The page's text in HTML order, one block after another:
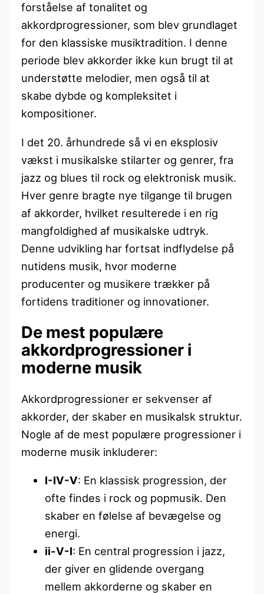
forståelse af tonalitet og
akkordprogressioner, som blev grundlaget
for den klassiske musiktradition. I denne
periode blev akkorder ikke kun brugt til at
understøtte melodier, men også til at
skabe dybde og kompleksitet i
kompositioner.
I det 20. århundrede så vi en eksplosiv
vækst i musikalske stilarter og genrer, fra
jazz og blues til rock og elektronisk musik.
Hver genre bragte nye tilgange til brugen
af akkorder, hvilket resulterede i en rig
mangfoldighed af musikalske udtryk.
Denne udvikling har fortsat indflydelse på
nutidens musik, hvor moderne
producenter og musikere trækker på
fortidens traditioner og innovationer.
De mest populære
akkordprogressioner i
moderne musik
Akkordprogressioner er sekvenser af
akkorder, der skaber en musikalsk struktur.
Nogle af de mest populære progressioner i
moderne musik inkluderer:
I-IV-V: En klassisk progression, der
ofte findes i rock og popmusik. Den
skaber en følelse af bevægelse og
energi.
ii-V-I: En central progression i jazz,
der giver en glidende overgang
mellem akkorderne og skaber en